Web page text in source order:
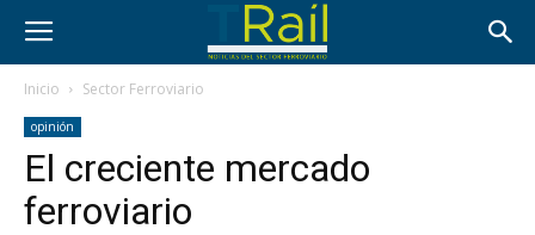
Inicio Sector Ferroviario
opinión
El creciente mercado
ferroviario